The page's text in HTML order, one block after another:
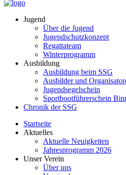
Jugend
Über die Jugend
Jugendschutzkonzept
Regattateam
Winterprogramm
Ausbildung
Ausbildung beim SSG
Ausbilder und
Jugendsegelschein
Sportbootführerschein
Chronik der SSG
Startseite
Aktuelles
Aktuelle Neuigkeiten
Jahresprogramm 2026
Unser Verein
Über uns